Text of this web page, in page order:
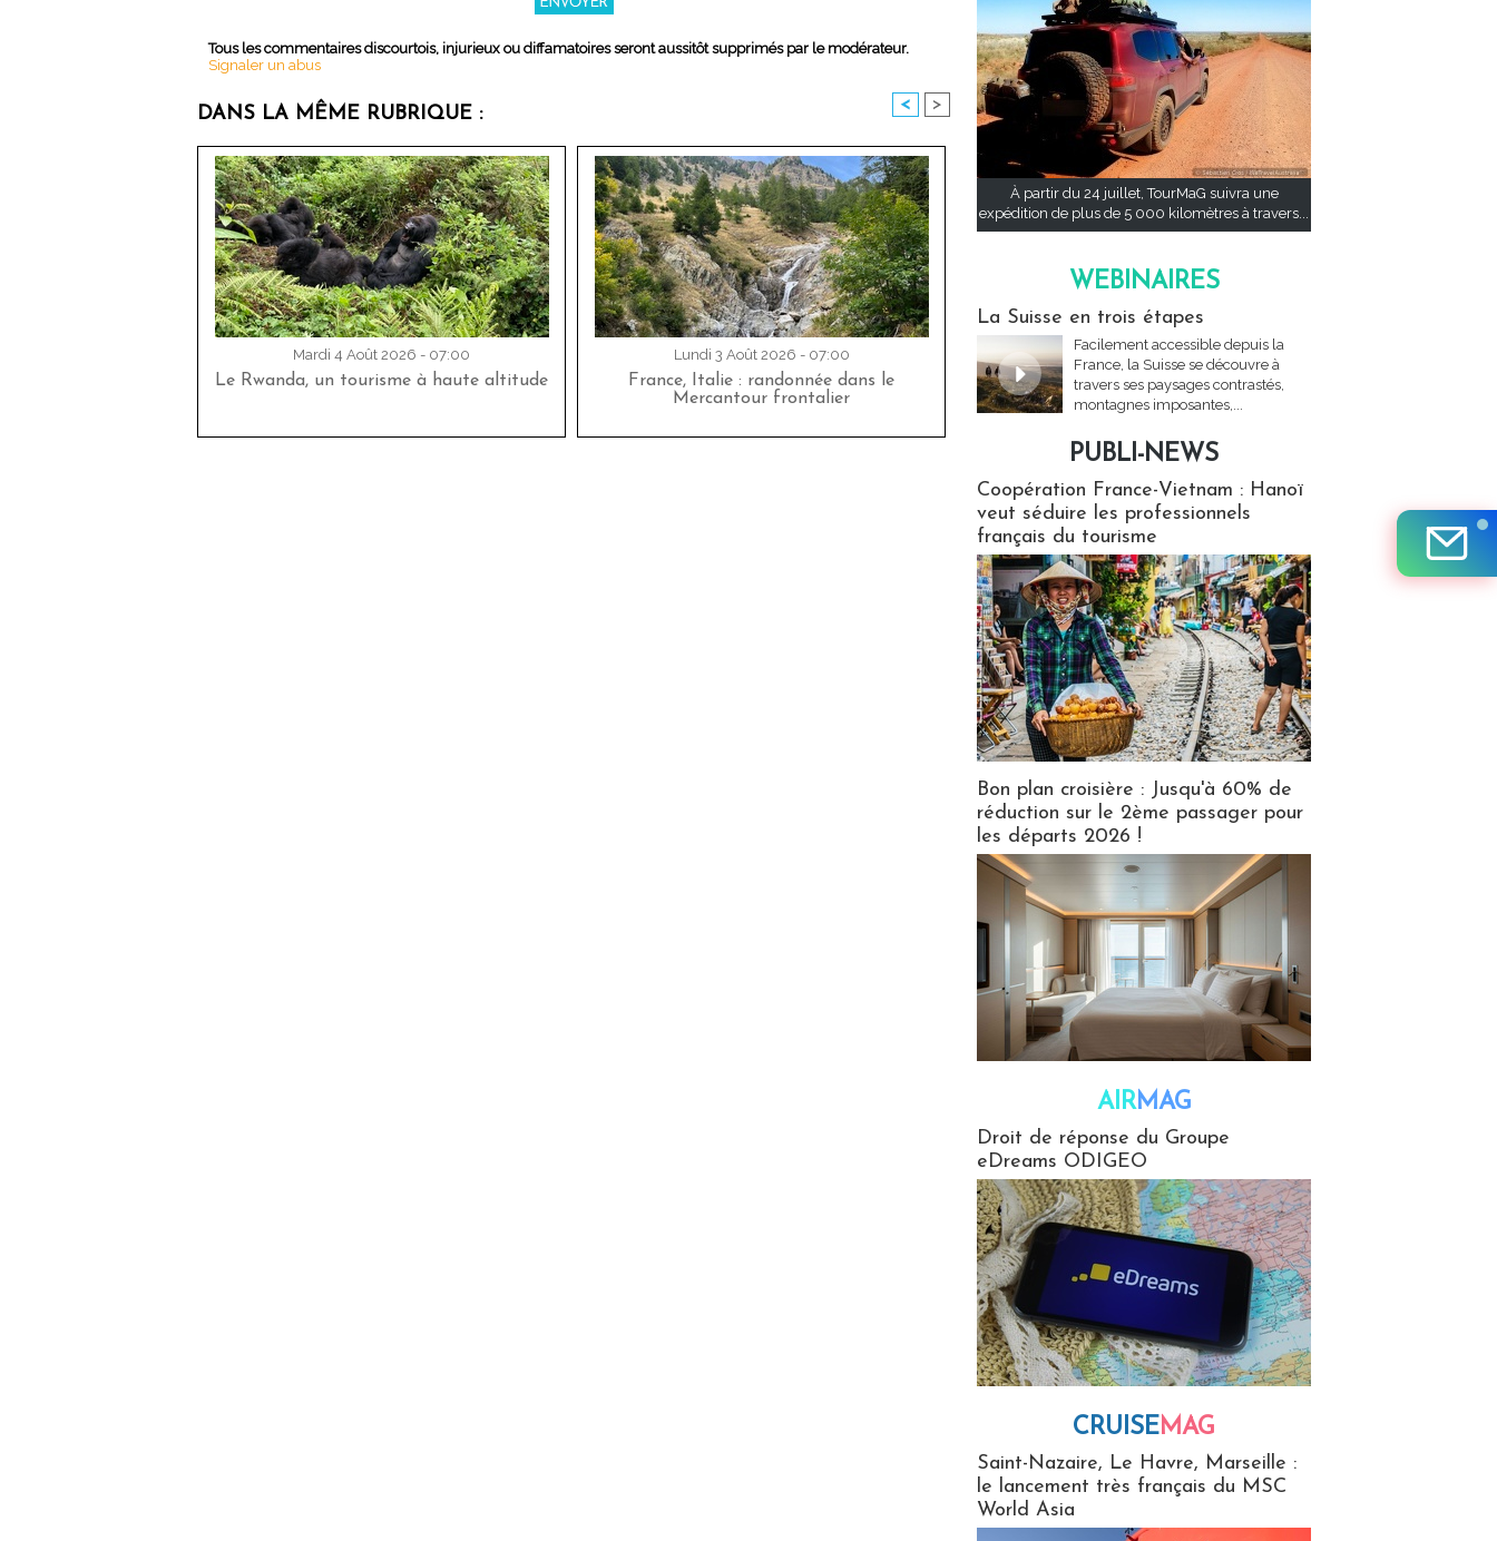
Tous les commentaires discourtois, injurieux ou diffamatoires seront aussitôt supprimés par le modérateur.
Signaler un abus
DANS LA MÊME RUBRIQUE : < >
Mardi 4 Août 2026 - 07:00
Le Rwanda, un tourisme à haute altitude
Lundi 3 Août 2026 - 07:00
France, Italie : randonnée dans le
Mercantour frontalier
À partir du 24 juillet, TourMaG suivra une
expédition de plus de 5 000 kilomètres à travers...
WEBINAIRES
La Suisse en trois étapes
Facilement accessible depuis la
France, la Suisse se découvre à
travers ses paysages contrastés,
montagnes imposantes,...
PUBLI-NEWS
Coopération France-Vietnam : Hanoï
veut séduire les professionnels
français du tourisme
Bon plan croisière : Jusqu'à 60% de
réduction sur le 2ème passager pour
les départs 2026 !
AIRMAG
Droit de réponse du Groupe
eDreams ODIGEO
CRUISEMAG
Saint-Nazaire, Le Havre, Marseille :
le lancement très français du MSC
World Asia